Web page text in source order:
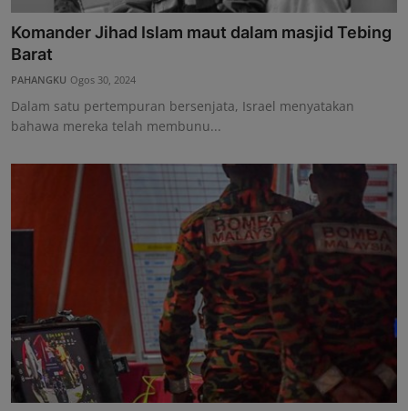
Komander Jihad Islam maut dalam masjid Tebing
Barat
PAHANGKU Ogos 30, 2024
Dalam satu pertempuran bersenjata, Israel menyatakan
bahawa mereka telah membunu...